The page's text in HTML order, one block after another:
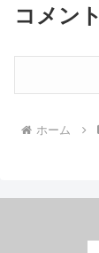
コメント
ホーム